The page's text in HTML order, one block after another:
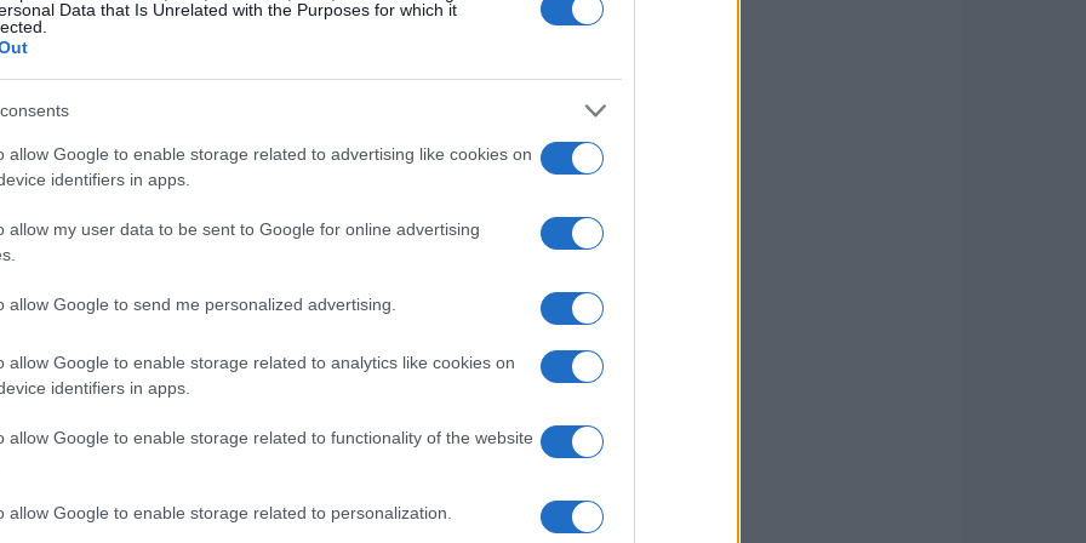
Data that Is Unrelated with the Purposes for which it
allow Google to enable storage related to advertising like cookies on
identifiers in apps.
allow my user data to be sent to Google for online advertising
allow Google to send me personalized advertising.
allow Google to enable storage related to analytics like cookies on
identifiers in apps.
allow Google to enable storage related to functionality of the website
allow Google to enable storage related to personalization.
y la continuidad en la tendencia de ingresos
Según las proyecciones de JP Morgan,
ofrecer un soporte significativo al valor de IAG.
de IAG
varios gráficos que demuestran la posible
ilustra la ratio
, que relaciona el valor
que IAG cotiza alrededor de
con Lufthansa y Air France-KLM. Esto
casi el doble por acciones de sus competidores